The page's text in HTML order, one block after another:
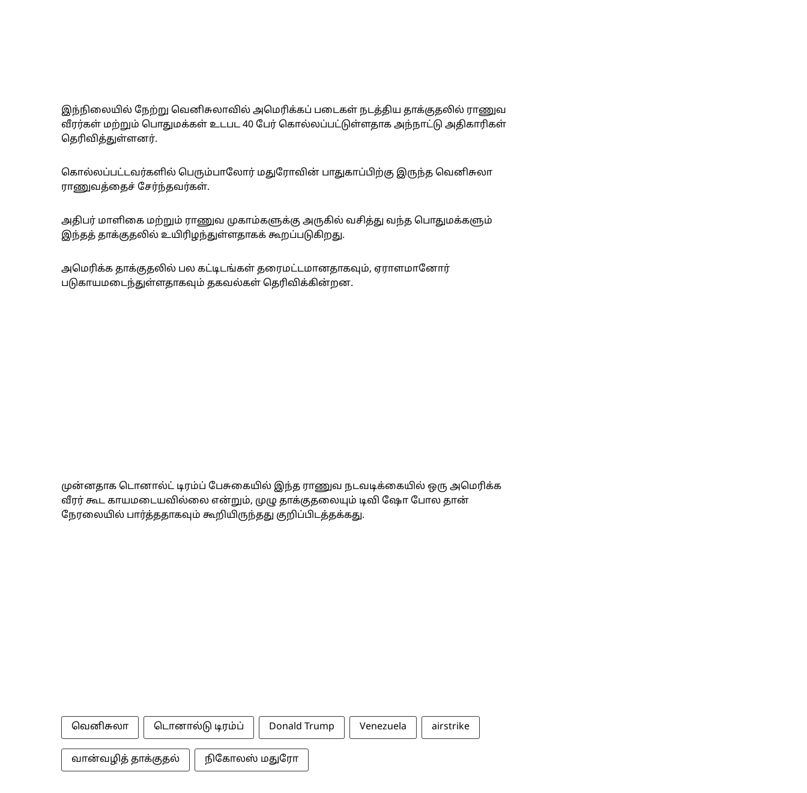
இந்நிலையில் நேற்று வெனிசுலாவில் அமெரிக்கப் படைகள் நடத்திய தாக்குதலில் ராணுவ
வீரர்கள் மற்றும் பொதுமக்கள் உடபட 40 பேர் கொல்லப்பட்டுள்ளதாக அந்நாட்டு அதிகாரிகள்
தெரிவித்துள்ளனர்.
கொல்லப்பட்டவர்களில் பெரும்பாலோர் மதுரோவின் பாதுகாப்பிற்கு இருந்த வெனிசுலா
ராணுவத்தைச் சேர்ந்தவர்கள்.
அதிபர் மாளிகை மற்றும் ராணுவ முகாம்களுக்கு அருகில் வசித்து வந்த பொதுமக்களும்
இந்தத் தாக்குதலில் உயிரிழந்துள்ளதாகக் கூறப்படுகிறது.
அமெரிக்க தாக்குதலில் பல கட்டிடங்கள் தரைமட்டமானதாகவும், ஏராளமானோர்
படுகாயமடைந்துள்ளதாகவும் தகவல்கள் தெரிவிக்கின்றன.
முன்னதாக டொனால்ட் டிரம்ப் பேசுகையில் இந்த ராணுவ நடவடிக்கையில் ஒரு அமெரிக்க
வீரர் கூட காயமடையவில்லை என்றும், முழு தாக்குதலையும் டிவி ஷோ போல தான்
நேரலையில் பார்த்ததாகவும் கூறியிருந்தது குறிப்பிடத்தக்கது.
வெனிசுலா டொனால்டு டிரம்ப் Donald Trump Venezuela airstrike
வான்வழித் தாக்குதல் நிகோலஸ் மதுரோ